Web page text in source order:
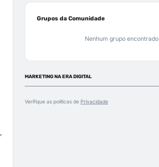
Grupos da Comunidade
Nenhum grupo encontrado
MARKETING NA ERA DIGITAL
Verifique as políticas de Privacidade